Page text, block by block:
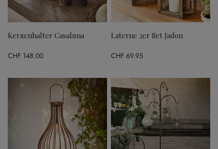
Kerzenhalter Casaluna
CHF 148.00
Laterne 2er Set Jadon
CHF 69.95